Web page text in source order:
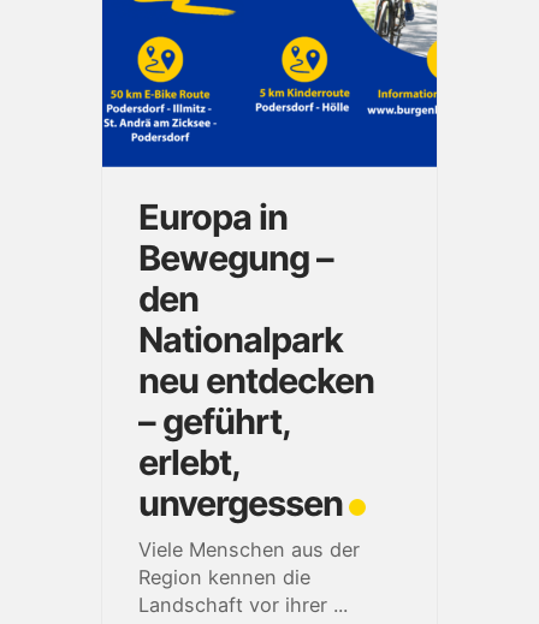
Europa in
Bewegung –
den
Nationalpark
neu entdecken
– geführt,
erlebt,
unvergessen
Viele Menschen aus der
Region kennen die
Landschaft vor ihrer ...